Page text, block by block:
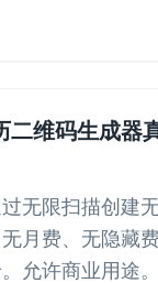
二维码生成器
无限扫描创建
月费、无隐藏
允许商业用途